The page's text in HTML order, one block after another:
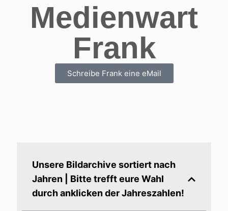
Medienwart
Frank
Schreibe Frank eine eMail
Unsere Bildarchive sortiert nach
Jahren | Bitte trefft eure Wahl
durch anklicken der Jahreszahlen!